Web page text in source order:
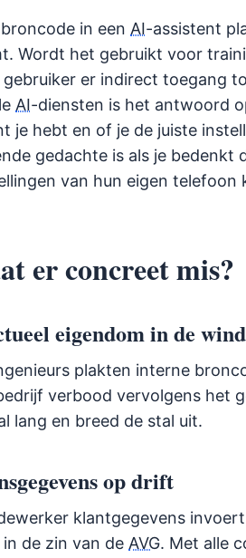
in een AI-assistent
Wordt het gebruikt voor
gebruiker er indirect toegang
AI-diensten is het antwoord
je hebt en of je de juiste
gedachte is als je bedenkt
van hun eigen telefoon
er concreet mis?
eigendom in de wind
plakten interne
verbood vervolgens het
lang en breed de stal uit.
op drift
klantgegevens
de zin van de AVG. Met alle